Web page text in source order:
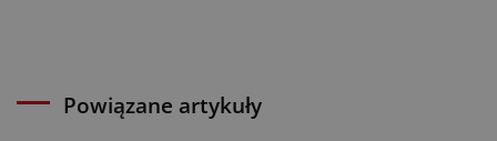
Powiązane artykuły